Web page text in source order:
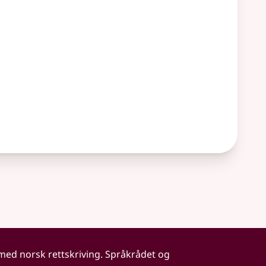
norsk rettskriving. Språkrådet og